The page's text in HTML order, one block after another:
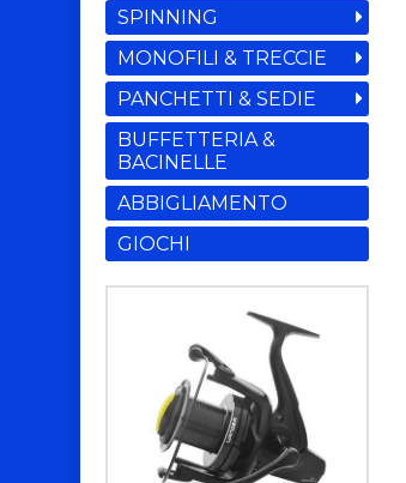
SPINNING
MONOFILI & TRECCIE
PANCHETTI & SEDIE
BUFFETTERIA &
BACINELLE
ABBIGLIAMENTO
GIOCHI